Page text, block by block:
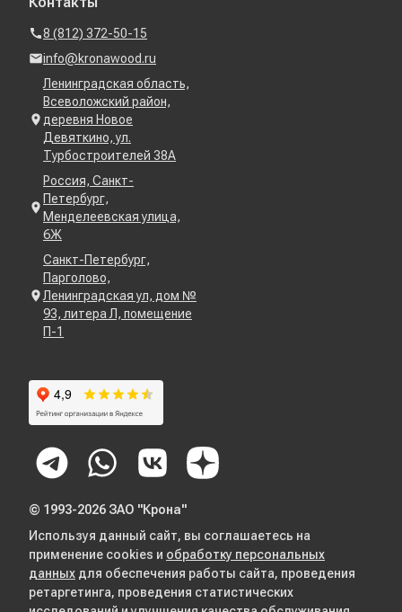
8 (812) 372-50-15
info@kronawood.ru
Ленинградская область,
Всеволожский район,
деревня Новое
Девяткино, ул.
Турбостроителей 38А
Россия, Санкт-
Петербург,
Менделеевская улица,
6Ж
Санкт-Петербург,
Парголово,
Ленинградская ул, дом №
93, литера Л, помещение
П-1
© 1993-2026 ЗАО "Крона"
Используя данный сайт, вы соглашаетесь на
применение cookies и обработку персональных
данных для обеспечения работы сайта, проведения
ретаргетинга, проведения статистических